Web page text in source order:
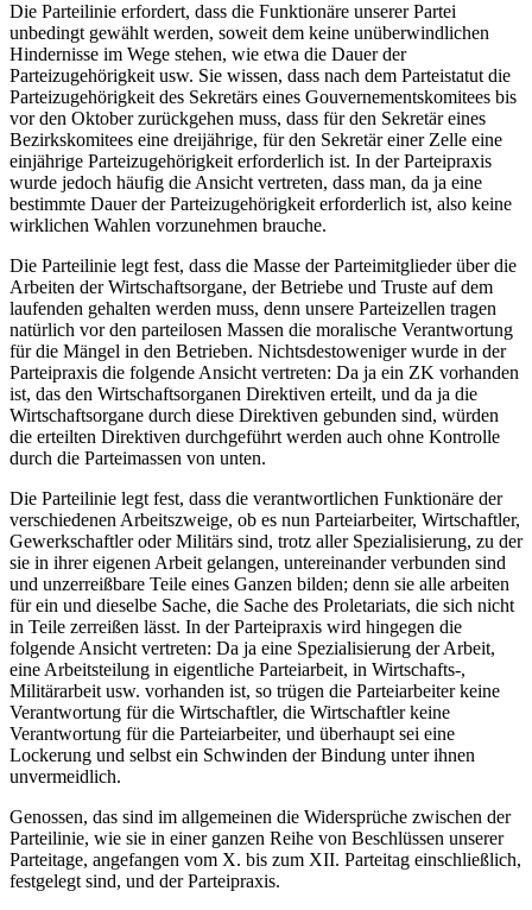
Die Parteilinie erfordert, dass die Funktionäre unserer Partei
unbedingt gewählt werden, soweit dem keine unüberwindlichen
Hindernisse im Wege stehen, wie etwa die Dauer der
Parteizugehörigkeit usw. Sie wissen, dass nach dem Parteistatut die
Parteizugehörigkeit des Sekretärs eines Gouvernementskomitees bis
vor den Oktober zurückgehen muss, dass für den Sekretär eines
Bezirkskomitees eine dreijährige, für den Sekretär einer Zelle eine
einjährige Parteizugehörigkeit erforderlich ist. In der Parteipraxis
wurde jedoch häufig die Ansicht vertreten, dass man, da ja eine
bestimmte Dauer der Parteizugehörigkeit erforderlich ist, also keine
wirklichen Wahlen vorzunehmen brauche.
Die Parteilinie legt fest, dass die Masse der Parteimitglieder über die
Arbeiten der Wirtschaftsorgane, der Betriebe und Truste auf dem
laufenden gehalten werden muss, denn unsere Parteizellen tragen
natürlich vor den parteilosen Massen die moralische Verantwortung
für die Mängel in den Betrieben. Nichtsdestoweniger wurde in der
Parteipraxis die folgende Ansicht vertreten: Da ja ein ZK vorhanden
ist, das den Wirtschaftsorganen Direktiven erteilt, und da ja die
Wirtschaftsorgane durch diese Direktiven gebunden sind, würden
die erteilten Direktiven durchgeführt werden auch ohne Kontrolle
durch die Parteimassen von unten.
Die Parteilinie legt fest, dass die verantwortlichen Funktionäre der
verschiedenen Arbeitszweige, ob es nun Parteiarbeiter, Wirtschaftler,
Gewerkschaftler oder Militärs sind, trotz aller Spezialisierung, zu der
sie in ihrer eigenen Arbeit gelangen, untereinander verbunden sind
und unzerreißbare Teile eines Ganzen bilden; denn sie alle arbeiten
für ein und dieselbe Sache, die Sache des Proletariats, die sich nicht
in Teile zerreißen lässt. In der Parteipraxis wird hingegen die
folgende Ansicht vertreten: Da ja eine Spezialisierung der Arbeit,
eine Arbeitsteilung in eigentliche Parteiarbeit, in Wirtschafts-,
Militärarbeit usw. vorhanden ist, so trügen die Parteiarbeiter keine
Verantwortung für die Wirtschaftler, die Wirtschaftler keine
Verantwortung für die Parteiarbeiter, und überhaupt sei eine
Lockerung und selbst ein Schwinden der Bindung unter ihnen
unvermeidlich.
Genossen, das sind im allgemeinen die Widersprüche zwischen der
Parteilinie, wie sie in einer ganzen Reihe von Beschlüssen unserer
Parteitage, angefangen vom X. bis zum XII. Parteitag einschließlich,
festgelegt sind, und der Parteipraxis.